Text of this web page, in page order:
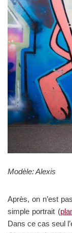
Modèle: Alexis
Après, on n’est
simple portrait (
Dans ce cas seul